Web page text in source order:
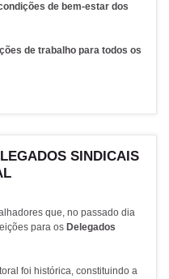
de bem-estar dos
de trabalho para todos os
SINDICAIS
que, no passado dia
para os Delegados
foi histórica, constituindo a